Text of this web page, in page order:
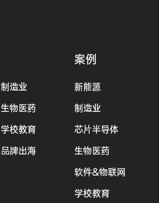
制造业
生物医药
学校教育
品牌出海
案例
新能源
制造业
芯片半导体
生物医药
软件&物联网
学校教育